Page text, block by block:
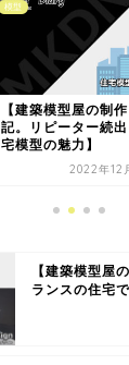
模型
【建築模型屋の制作
記。プレゼン用と
を同時依頼で保存用
【建築模型屋
ランスの住宅で